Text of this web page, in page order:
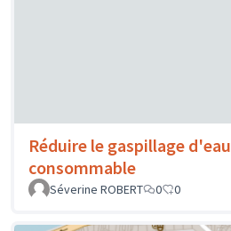
Réduire le gaspillage d'eau
consommable
Séverine ROBERT
0 0